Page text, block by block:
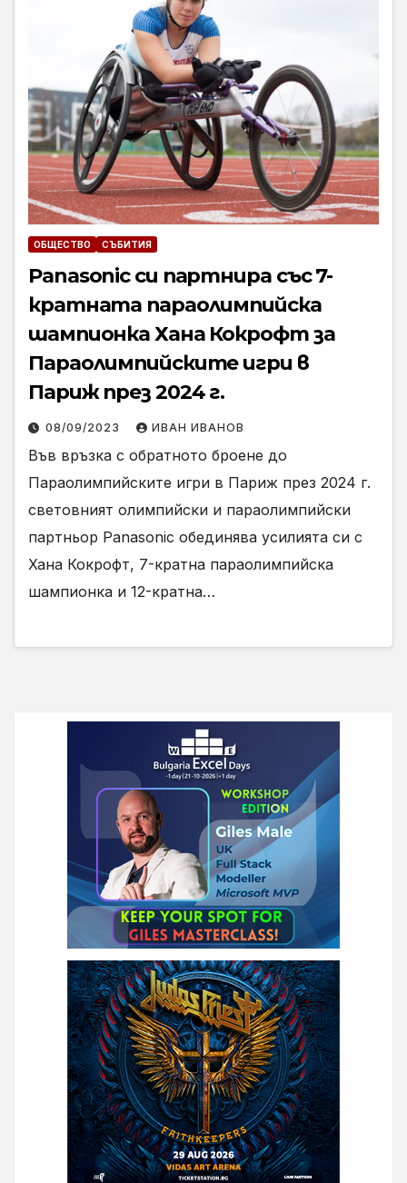
ОБЩЕСТВО СЪБИТИЯ
Panasonic си партнира със 7-
кратната параолимпийска
шампионка Хана Кокрофт за
Параолимпийските игри в
Париж през 2024 г.
08/09/2023 ИВАН ИВАНОВ
Във връзка с обратното броене до
Параолимпийските игри в Париж през 2024 г.
световният олимпийски и параолимпийски
партньор Panasonic обединява усилията си с
Хана Кокрофт, 7-кратна параолимпийска
шампионка и 12-кратна…